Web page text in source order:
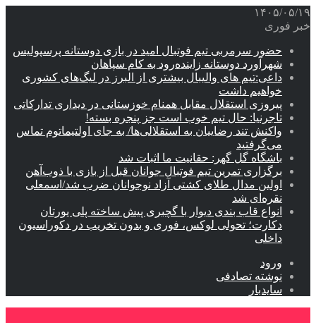
۱۴۰۵/۰۵/۱۹
خبر فوری
حضور سرمربی تیم فوتبال امید در بازی دوستانه پرسپولیس
شهرآورد دوستانه زاینده‌رود به کام سپاهان
داعی:تیم های والیبال بیشتری از البرز در لیگ‌های کشوری
خواهیم داشت
پیروزی استقلال مقابل همنام خوزستانی در دیداری تدارکاتی
تاجرنیا: حال تیم خوب است جز پنجره بسته!
واکنش تند رضاییان به استقلالی‌ها/ به جای اولتیماتوم تماس
می‌گرفتید
باشگاه گل گهر: حقانیت ما اثبات شد
برگزاری تمرین تیم فوتبال جوانان قبل از بازی با ذوب‌آهن
اولین مدال طلای کشتی آزاد نوجوانان ضرب شد/اسمعلی
نقره‌ای شد
انواع قاب بندی دیوار با گچبری پیش ساخته پلی یورتان
دکارت؛ تحولی لوکس، فوری و بدون تخریب در دکوراسیون
داخلی
ورود
نوشته تصادفی
سایدبار